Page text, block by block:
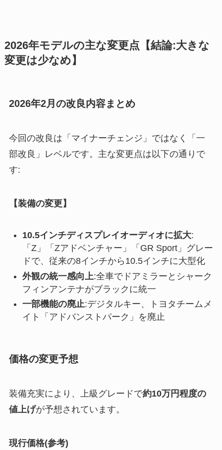
2026年モデルの主な変更点【結論:大きな
変更は少なめ】
2026年2月の改良内容まとめ
今回の改良は「マイナーチェンジ」ではなく「一
部改良」レベルです。主な変更点は以下の通りで
す:
【装備の変更】
10.5インチディスプレイオーディオに拡大:
「Z」「Zアドベンチャー」「GR Sport」グレー
ドで、従来の8インチから10.5インチに大型化
外観の統一感向上:全車でドアミラーとシャーク
フィンアンテナがブラックに統一
一部機能の廃止:デジタルキー、トヨタチームメ
イト「アドバンストパーク」を廃止
価格の変更予想
装備充実により、上級グレードで約10万円程度の
値上げが予想されています。
現行価格(参考)